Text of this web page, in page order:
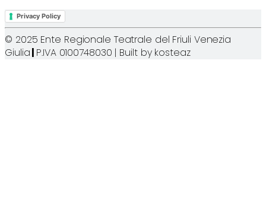
Privacy Policy
© 2025 Ente Regionale Teatrale del Friuli Venezia
Giulia| P.IVA 0100748030 | Built by kosteaz